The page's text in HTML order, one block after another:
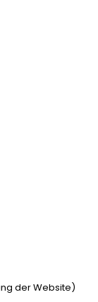
der Website)